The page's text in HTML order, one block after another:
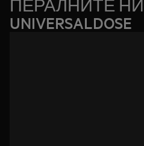
ПЕРАЛНИТЕ
UNIVERSALDOSE